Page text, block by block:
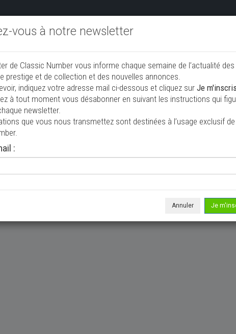
une annonce
vendre
correspond à votre recherche, veuillez modifier vos critères de
vous à notre newsletter
de Classic Number vous informe chaque semaine de l’actualité des
prestige et de collection et des nouvelles annonces.
indiquez votre adresse mail ci-dessous et cliquez sur Je m'inscris
à tout moment vous désabonner en suivant les instructions qui
newsletter.
que vous nous transmettez sont destinées à l’usage exclusif de
:
Annuler Je